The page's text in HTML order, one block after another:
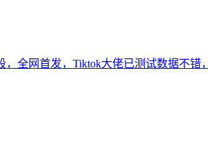
全网首发，Tiktok大佬已测试数据不错